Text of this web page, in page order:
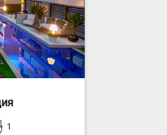
1